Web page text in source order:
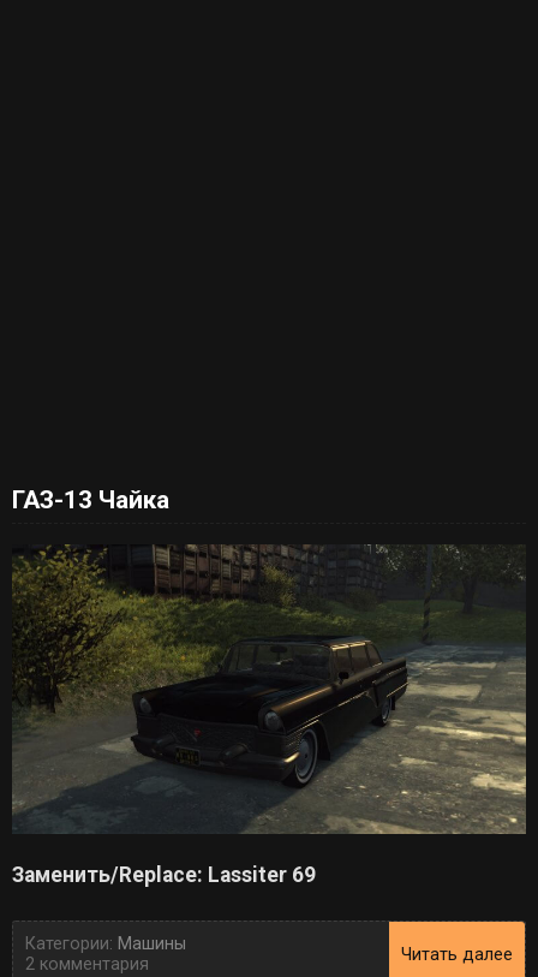
ГАЗ-13 Чайка
Заменить/Replace: Lassiter 69
Категории: Машины
2 комментария
Читать далее